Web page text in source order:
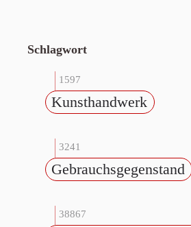
Schlagwort
1597
Kunsthandwerk
3241
Gebrauchsgegenstand
38867